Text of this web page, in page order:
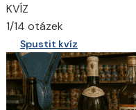
KVÍZ
1/14 otázek
Spustit kvíz